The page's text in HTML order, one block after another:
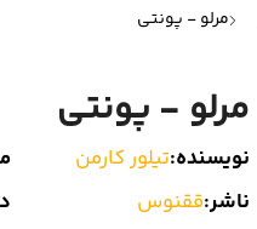
ادبیات ایتالیا
مرلو - پونتی
مرلو - پونتی
نویسنده:تیلور کارمن
ناشر:ققنوس